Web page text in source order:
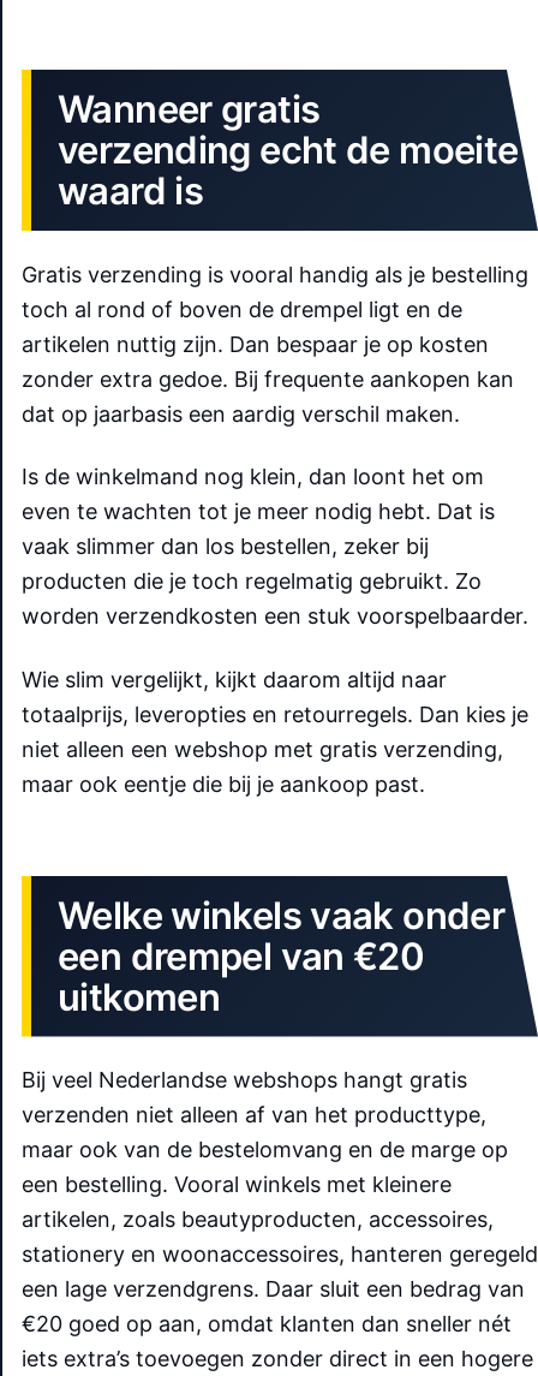
Wanneer gratis
verzending echt de moeite
waard is
Gratis verzending is vooral handig als je bestelling
toch al rond of boven de drempel ligt en de
artikelen nuttig zijn. Dan bespaar je op kosten
zonder extra gedoe. Bij frequente aankopen kan
dat op jaarbasis een aardig verschil maken.
Is de winkelmand nog klein, dan loont het om
even te wachten tot je meer nodig hebt. Dat is
vaak slimmer dan los bestellen, zeker bij
producten die je toch regelmatig gebruikt. Zo
worden verzendkosten een stuk voorspelbaarder.
Wie slim vergelijkt, kijkt daarom altijd naar
totaalprijs, leveropties en retourregels. Dan kies je
niet alleen een webshop met gratis verzending,
maar ook eentje die bij je aankoop past.
Welke winkels vaak onder
een drempel van €20
uitkomen
Bij veel Nederlandse webshops hangt gratis
verzenden niet alleen af van het producttype,
maar ook van de bestelomvang en de marge op
een bestelling. Vooral winkels met kleinere
artikelen, zoals beautyproducten, accessoires,
stationery en woonaccessoires, hanteren geregeld
een lage verzendgrens. Daar sluit een bedrag van
€20 goed op aan, omdat klanten dan sneller nét
iets extra’s toevoegen zonder direct in een hogere